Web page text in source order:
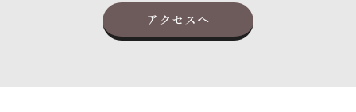
アクセスへ